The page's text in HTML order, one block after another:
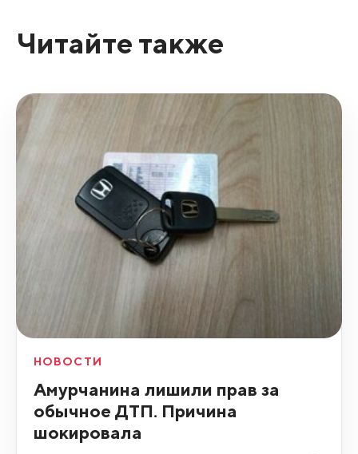
Читайте также
НОВОСТИ
Амурчанина лишили прав за
обычное ДТП. Причина
шокировала